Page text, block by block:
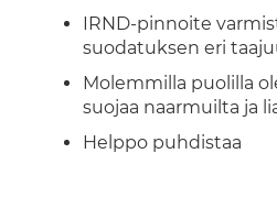
IRND-pinnoite
suodatuksen eri
Molemmilla puolilla
suojaa naarmuilta ja
Helppo puhdistaa